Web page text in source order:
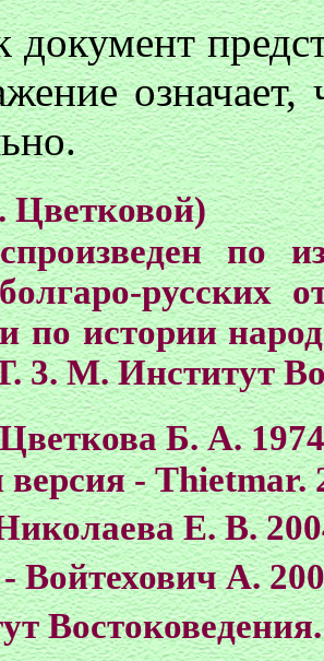
документ
Цветковой)
по
по истории
3. М. Институт
Б. А. 1974
версия - Тhietmar.
Е. В.
Войтехович А.